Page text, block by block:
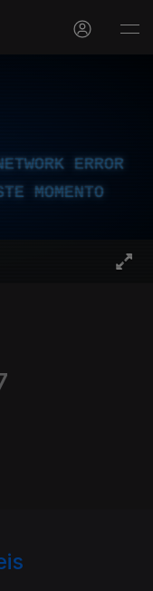
ERROR
MOMENTO